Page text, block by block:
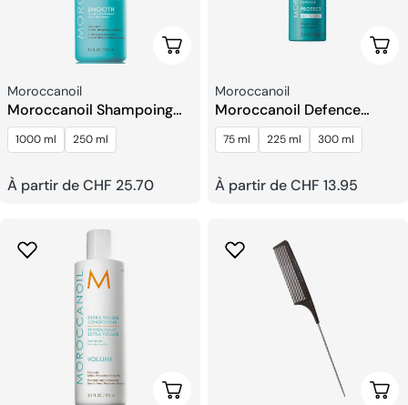
Choisissez Les Options
Fournisseur:
Moroccanoil
Moroccanoil Shampoing
Lissant
1000 ml 250 ml
Prix
À partir de CHF 25.70
Fournisseur:
Moroccanoil
Moroccanoil Defence
Absolue
75 ml 225 ml 300 ml
Prix
À partir de CHF 13.95
Choisissez Les Options